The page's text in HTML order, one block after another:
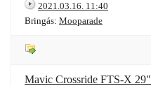
2021.03.16. 11:40
Bringás: Mooparade
Mavic Crossride FTS-X 29"